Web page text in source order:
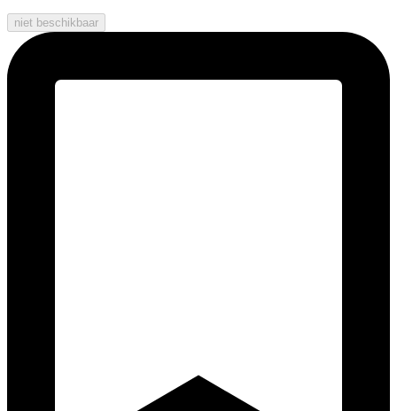
niet beschikbaar